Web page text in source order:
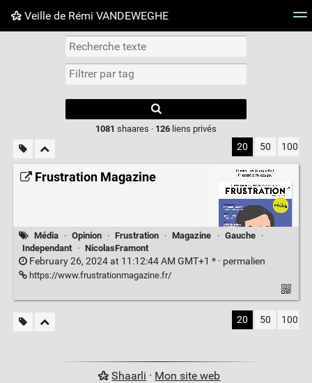
Veille de Rémi VANDEWEGHE
Nuage de tags Mur d'images
results.
1081 shaares · 126liens privés
20 50 100
Frustration Magazine
Média · Opinion · Frustration · Magazine · Gauche
·
Independant
· NicolasFramont
February 26, 2024 at 11:12:44 AM GMT+1 * · permalien
https://www.frustrationmagazine.fr/
20 50 100
Shaarli · Mon site web